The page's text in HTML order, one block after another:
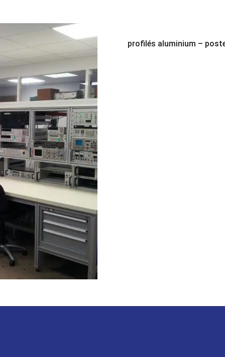
profilés aluminium – poste